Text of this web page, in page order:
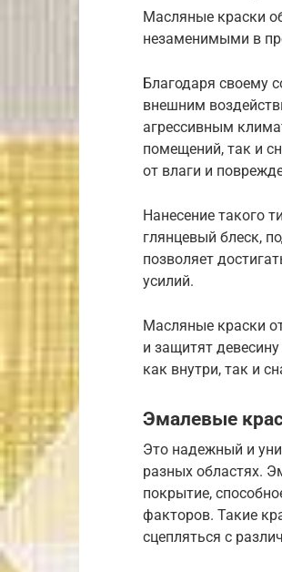
Масляные краски
незаменимыми в
Благодаря своему
внешним
агрессивным
помещений, так и
от влаги и
Нанесение такого
глянцевый блеск,
позволяет
усилий.
Масляные краски
и защитят
как внутри, так и
Эмалевые
Это надежный и
разных областях.
покрытие,
факторов. Такие
сцепляться с